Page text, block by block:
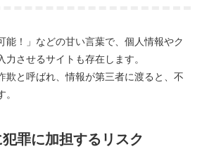
能！」などの甘い言葉で、個人情報やク
させるサイトも存在します。
欺と呼ばれ、情報が第三者に渡ると、不
罪に加担するリスク